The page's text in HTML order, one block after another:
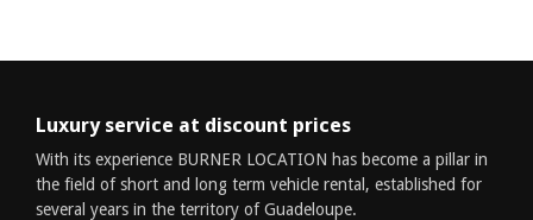
Luxury service at discount prices
With its experience BURNER LOCATION has become a pillar in
the field of short and long term vehicle rental, established for
several years in the territory of Guadeloupe.